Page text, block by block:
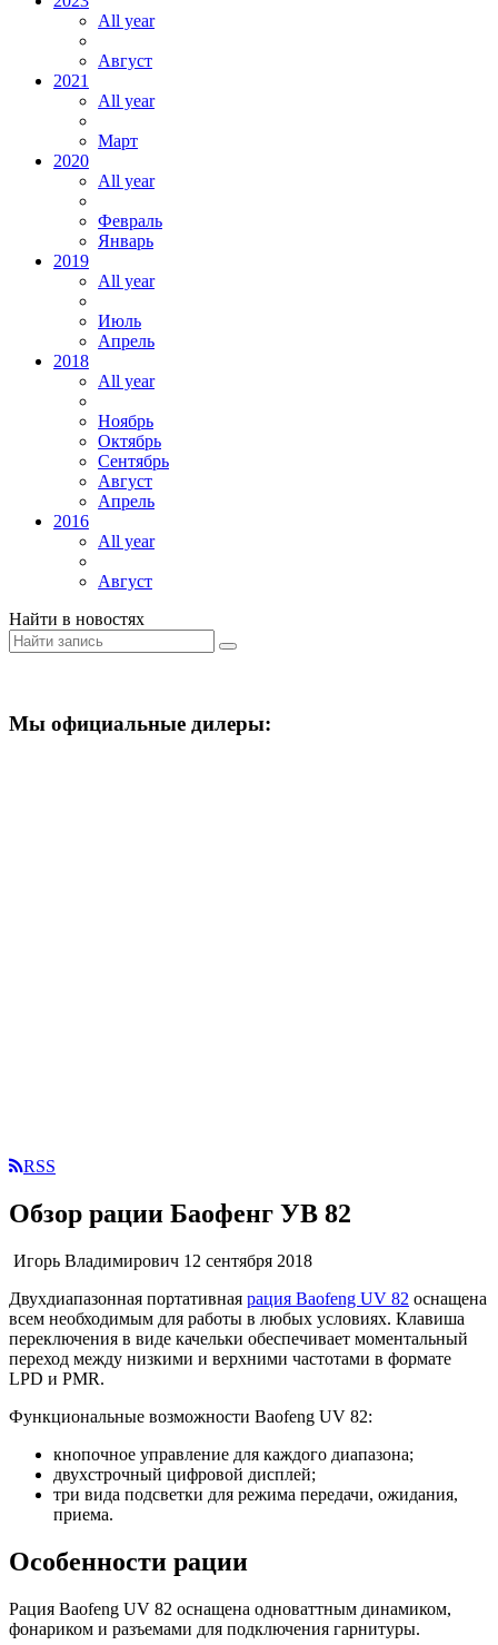
All year
Август
2021
All year
Март
2020
All year
Февраль
Январь
2019
All year
Июль
Апрель
2018
All year
Ноябрь
Октябрь
Сентябрь
Август
Апрель
2016
All year
Август
Найти в новостях
Мы официальные дилеры:
RSS
Обзор рации Баофенг УВ 82
Игорь Владимирович 12 сентября 2018
Двухдиапазонная портативная рация Baofeng UV 82 оснащена
всем необходимым для работы в любых условиях. Клавиша
переключения в виде качельки обеспечивает моментальный
переход между низкими и верхними частотами в формате
LPD и PMR.
Функциональные возможности Baofeng UV 82:
кнопочное управление для каждого диапазона;
двухстрочный цифровой дисплей;
три вида подсветки для режима передачи, ожидания,
приема.
Особенности рации
Рация Baofeng UV 82 оснащена одноваттным динамиком,
фонариком и разъемами для подключения гарнитуры.